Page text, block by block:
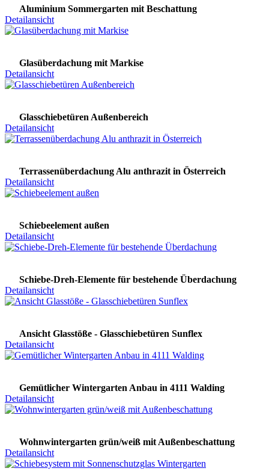
Aluminium Sommergarten mit Beschattung
Detailansicht
Glasüberdachung mit Markise
Detailansicht
Glasschiebetüren Außenbereich
Detailansicht
Terrassenüberdachung Alu anthrazit in Österreich
Detailansicht
Schiebeelement außen
Detailansicht
Schiebe-Dreh-Elemente für bestehende Überdachung
Detailansicht
Ansicht Glasstöße - Glasschiebetüren Sunflex
Detailansicht
Gemütlicher Wintergarten Anbau in 4111 Walding
Detailansicht
Wohnwintergarten grün/weiß mit Außenbeschattung
Detailansicht